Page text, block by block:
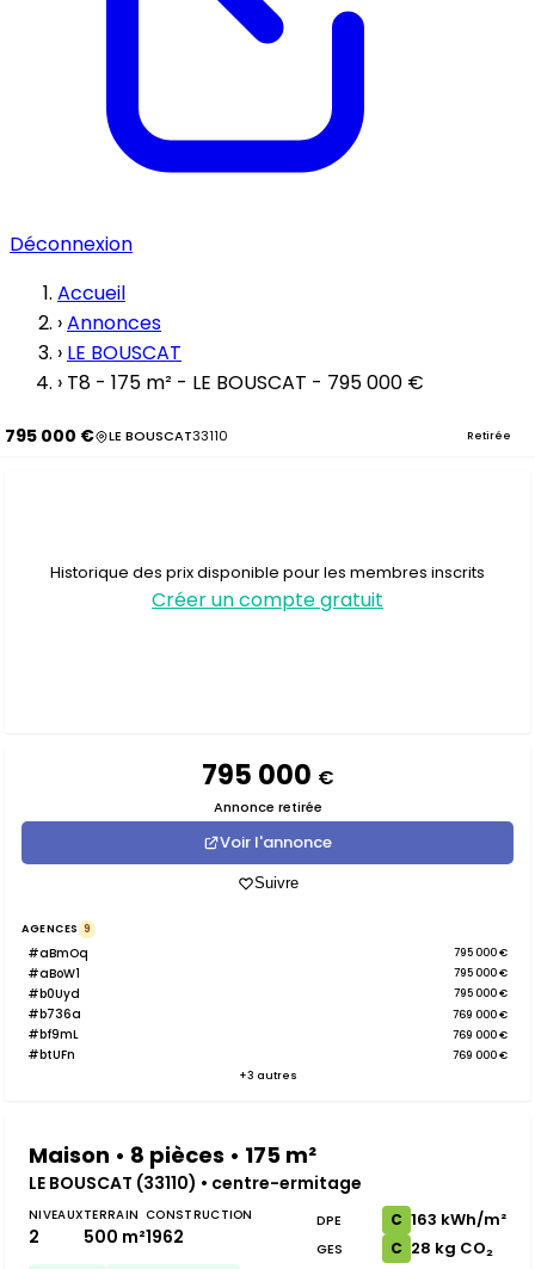
Déconnexion
Accueil
›Annonces
› LE BOUSCAT
› T8 - 175 m² - LE BOUSCAT - 795 000 €
795 000 € LE BOUSCAT33110 Retirée
Historique des prix disponible pour les membres inscrits
Créer un compte gratuit
795 000 €
Annonce retirée
Voir l'annonce
Suivre
AGENCES 9
#aBmOq 795 000 €
#aBoW1 795 000 €
#b0Uyd 795 000 €
#b736a 769 000 €
#bf9mL 769 000 €
#btUFn
769 000 €
+3 autres
Maison • 8 pièces • 175 m²
LE BOUSCAT (33110) • centre-ermitage
NIVEAUX
2
TERRAIN
500 m²
CONSTRUCTION
1962
DPE C 163 kWh/m²
GES C 28 kg CO₂